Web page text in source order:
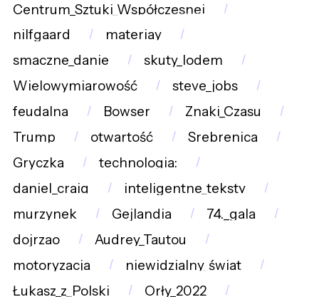
Centrum_Sztuki_Współczesnej
nilfgaard
materiay
smaczne_danie
skuty_lodem
Wielowymiarowość
steve_jobs
feudalna
Bowser
Znaki_Czasu
Trump
otwartość
Srebrenica
Gryczka
technologia:
daniel_craig
inteligentne_teksty
murzynek
Gejlandia
74._gala
dojrzao
Audrey_Tautou
motoryzacja
niewidzialny_świat
Łukasz_z_Polski
Orły_2022